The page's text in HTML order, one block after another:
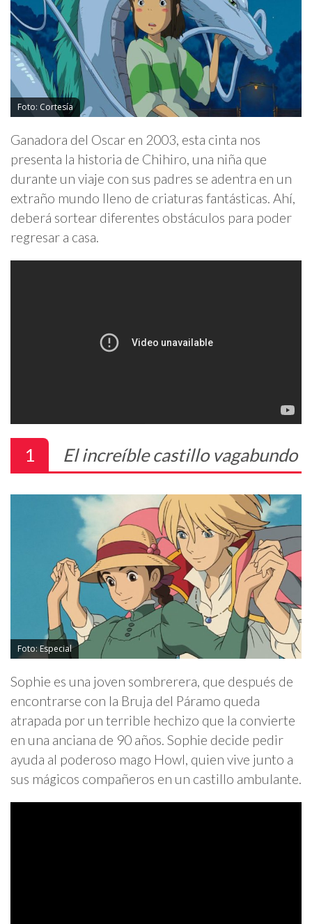
Foto: Cortesía
Ganadora del Oscar en 2003, esta cinta nos
presenta la historia de Chihiro, una niña que
durante un viaje con sus padres se adentra en un
extraño mundo lleno de criaturas fantásticas. Ahí,
deberá sortear diferentes obstáculos para poder
regresar a casa.
1 El increíble castillo vagabundo
Foto: Especial
Sophie es una joven sombrerera, que después de
encontrarse con la Bruja del Páramo queda
atrapada por un terrible hechizo que la convierte
en una anciana de 90 años. Sophie decide pedir
ayuda al poderoso mago Howl, quien vive junto a
sus mágicos compañeros en un castillo ambulante.